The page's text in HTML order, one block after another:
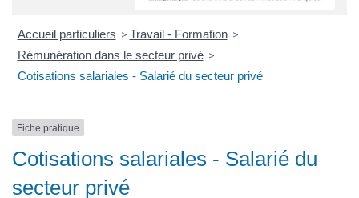
Accueil particuliers > Travail - Formation >
Rémunération dans le secteur privé >
Cotisations salariales - Salarié du secteur privé
Fiche pratique
Cotisations salariales - Salarié du
secteur privé